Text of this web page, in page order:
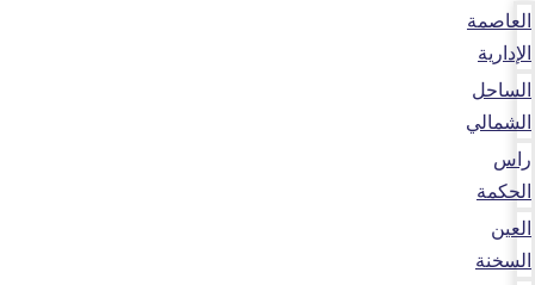
العاصمة
الإدارية
الساحل
الشمالي
راس
الحكمة
العين
السخنة